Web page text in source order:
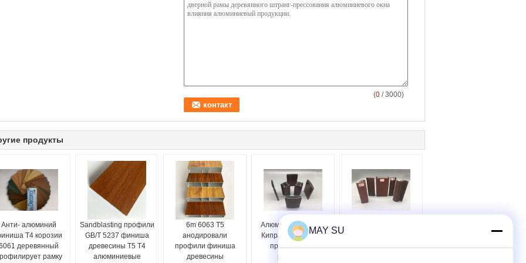
(0 / 3000)
продукты
Анти- алюминий
Т4 корозии
деревянный
рамку
Sandblasting профили
GB/T 5237 финиша
древесины T5 T4
алюминиевые
6m 6063 T5
анодировали
профили финиша
древесины
Алюминий финиша
Кипра деревянный
профилирует
ржавчину
профилирует алкали
MAY SU